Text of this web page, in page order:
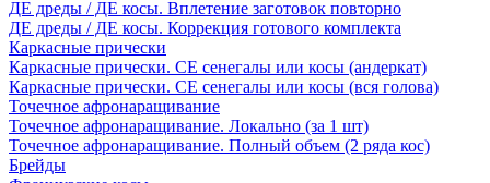
ДЕ дреды / ДЕ косы. Вплетение заготовок повторно
ДЕ дреды / ДЕ косы. Коррекция готового комплекта
Каркасные прически
Каркасные прически. СЕ сенегалы или косы (андеркат)
Каркасные прически. СЕ сенегалы или косы (вся голова)
Точечное афронаращивание
Точечное афронаращивание. Локально (за 1 шт)
Точечное афронаращивание. Полный объем (2 ряда кос)
Брейды